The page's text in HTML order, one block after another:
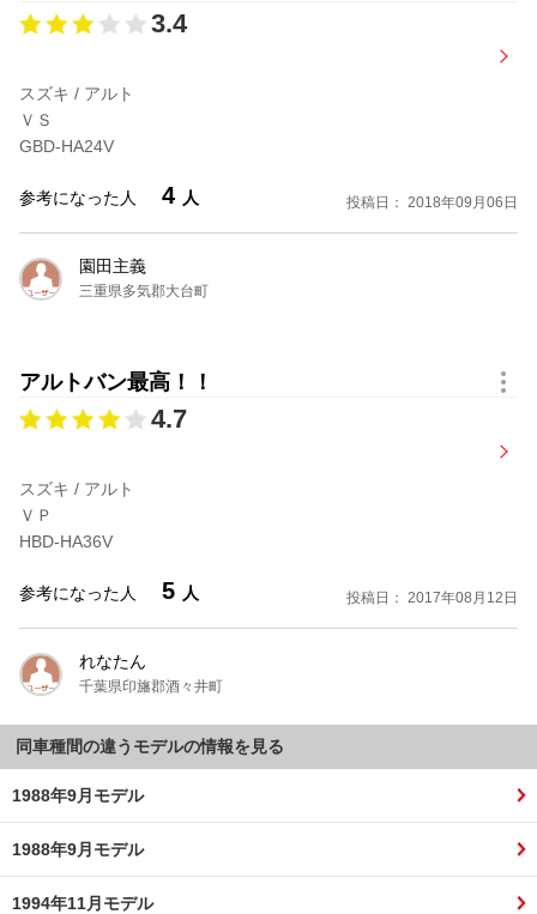
3.4
スズキ / アルト
ＶＳ
GBD-HA24V
参考になった人 4 人 投稿日： 2018年09月06日
園田主義
三重県多気郡大台町
アルトバン最高！！
4.7
スズキ / アルト
ＶＰ
HBD-HA36V
参考になった人 5 人 投稿日： 2017年08月12日
れなたん
千葉県印旛郡酒々井町
同車種間の違うモデルの情報を見る
1988年9月モデル
1988年9月モデル
1994年11月モデル